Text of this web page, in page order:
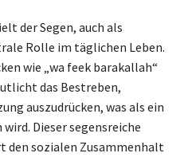
der Segen, auch als
Rolle im täglichen Leben.
wie „wa feek barakallah“
das Bestreben,
auszudrücken, was als ein
Dieser segensreiche
den sozialen Zusammenhalt